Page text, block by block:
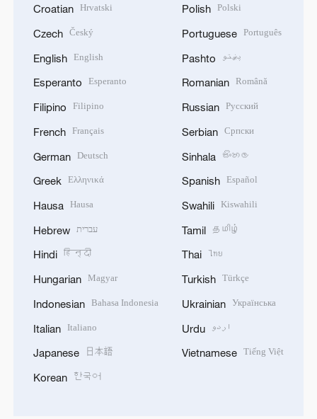
Croatian Hrvatski
Czech Český
English English
Esperanto Esperanto
Filipino Filipino
French Français
German Deutsch
Greek Ελληνικά
Hausa Hausa
Hebrew עברית
Hindi हिन्दी
Hungarian Magyar
Indonesian Bahasa Indonesia
Italian Italiano
Japanese 日本語
Korean 한국어
Polish Polski
Portuguese Português
Pashto پښتو
Romanian Română
Russian Русский
Serbian Српски
Sinhala සිංහල
Spanish Español
Swahili Kiswahili
Tamil தமிழ்
Thai ไทย
Turkish Türkçe
Ukrainian Українська
Urdu اردو
Vietnamese Tiếng Việt